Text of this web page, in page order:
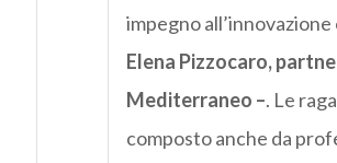
impegno all’innovazione
Elena Pizzocaro,
Mediterraneo –. Le
composto anche da